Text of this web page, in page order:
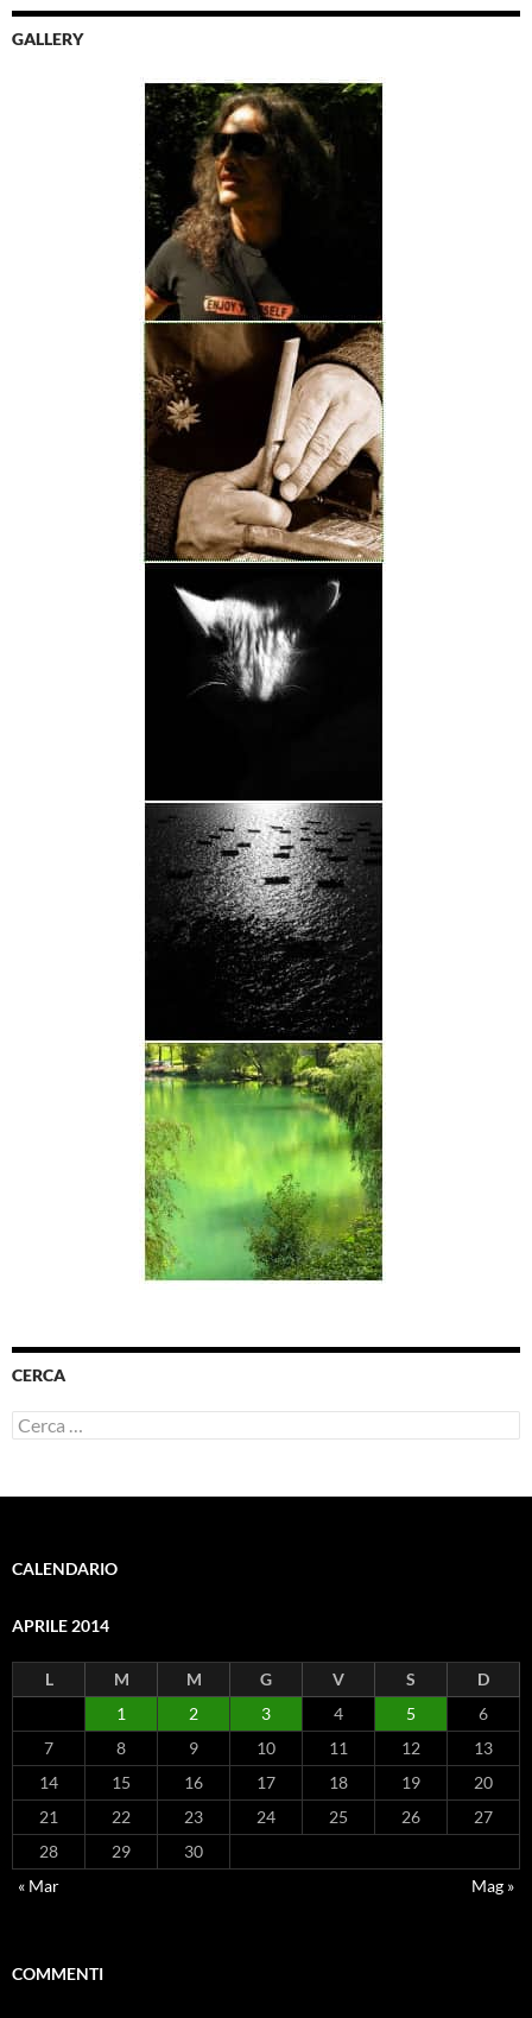
GALLERY
CERCA
Ricerca
per:
CALENDARIO
APRILE 2014
L M M G V S
D
1
2 3 4 5
6
7
8 9 10 11 12
13
14
15 16 17 18 19
20
21
22 23 24 25 26
27
28
29
30
« Mar
Mag »
COMMENTI